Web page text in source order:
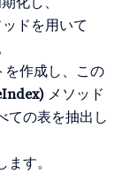
ドを用いて
作成し、この
メソッド
ての表を抽出し
す。